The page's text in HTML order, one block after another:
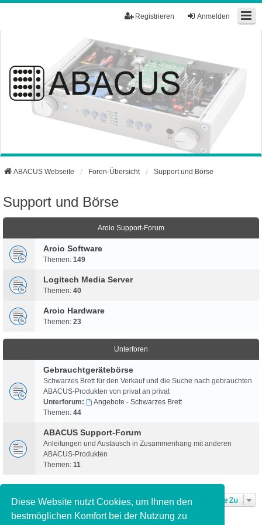
Diese Website nutzt Cookies, um Ihnen den
bestmöglichen Komfort bei der Nutzung zu
Anmelden
Registrieren
ABACUS Webseite Foren-Übersicht Support und Börse
Support und Börse
Aroio Support-Forum
Aroio Software
Themen: 149
Logitech Media Server
Themen: 40
Aroio Hardware
Themen: 23
Unterforen
Gebrauchtgerätebörse
Schwarzes Brett für den Verkauf und die Suche nach gebrauchten
ABACUS-Produkten von privat an privat
Unterforum:
Angebote - Schwarzes Brett
Themen: 44
ABACUS Support-Forum
Anleitungen und Austausch in Zusammenhang mit anderen
ABACUS-Produkten
Themen: 11
Gehe Zu